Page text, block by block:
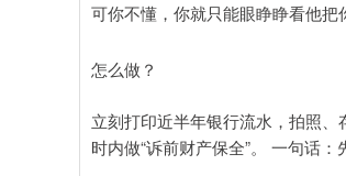
可你不懂，你就只能眼睁睁看他把
怎么做？
立刻打印近半年银行流水，拍照
时内做“诉前财产保全”。 一句话：